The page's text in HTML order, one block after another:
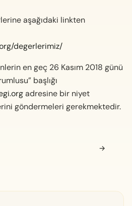
aşağıdaki linkten
degerlerimiz/
en geç 26 Kasım 2018 günü
başlığı
adresine bir niyet
göndermeleri gerekmektedir.
→